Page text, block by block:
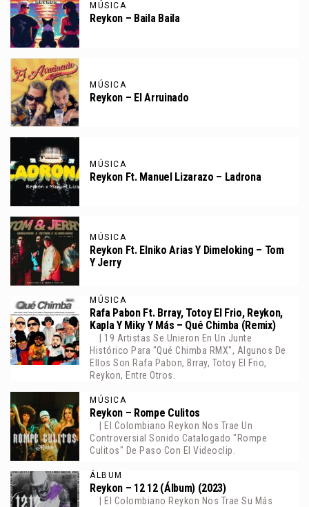
MÚSICA
Reykon – Baila Baila
MÚSICA
Reykon – El Arruinado
MÚSICA
Reykon Ft. Manuel Lizarazo – Ladrona
MÚSICA
Reykon Ft. Elniko Arias Y Dimeloking – Tom
Y Jerry
MÚSICA
Rafa Pabon Ft. Brray, Totoy El Frio, Reykon,
Kapla Y Miky Y Más – Qué Chimba (Remix)
| 19 Artistas Se Unieron En Un Junte
Histórico Para "Qué Chimba RMX", Algunos De
Ellos Son Rafa Pabon, Brray, Totoy El Frio,
Reykon, Entre Otros.
MÚSICA
Reykon – Rompe Culitos
| El Colombiano Reykon Nos Trae Un
Controversial Sonido Catalogado "Rompe
Culitos" De Paso Con El Videoclip.
ÁLBUM
Reykon – 12 12 (Álbum) (2023)
| El Colombiano Reykon Nos Trae Su Más